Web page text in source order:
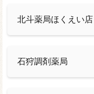
北斗薬局ほくえい店
石狩調剤薬局